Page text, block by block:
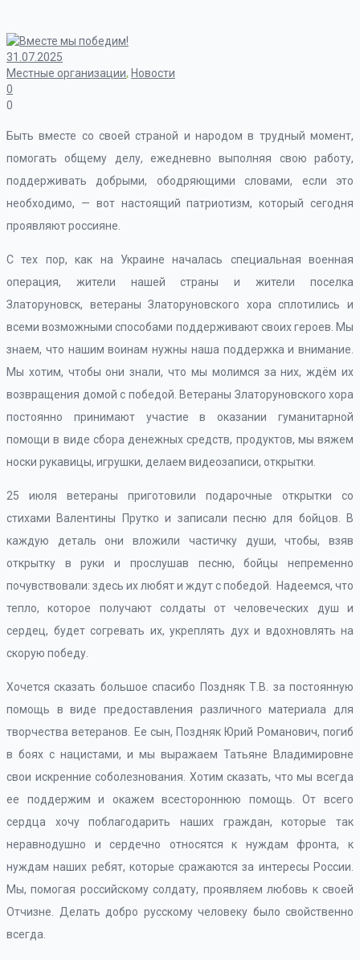
31.07.2025
Местные организации, Новости
0
0
Быть вместе со своей страной и народом в трудный момент,
помогать общему делу, ежедневно выполняя свою работу,
поддерживать добрыми, ободряющими словами, если это
необходимо, — вот настоящий патриотизм, который сегодня
проявляют россияне.
С тех пор, как на Украине началась специальная военная
операция, жители нашей страны и жители поселка
Златоруновск, ветераны Златоруновского хора сплотились и
всеми возможными способами поддерживают своих героев. Мы
знаем, что нашим воинам нужны наша поддержка и внимание.
Мы хотим, чтобы они знали, что мы молимся за них, ждём их
возвращения домой с победой. Ветераны Златоруновского хора
постоянно принимают участие в оказании гуманитарной
помощи в виде сбора денежных средств, продуктов, мы вяжем
носки рукавицы, игрушки, делаем видеозаписи, открытки.
25 июля ветераны приготовили подарочные открытки со
стихами Валентины Прутко и записали песню для бойцов. В
каждую деталь они вложили частичку души, чтобы, взяв
открытку в руки и прослушав песню, бойцы непременно
почувствовали: здесь их любят и ждут с победой. Надеемся, что
тепло, которое получают солдаты от человеческих душ и
сердец, будет согревать их, укреплять дух и вдохновлять на
скорую победу.
Хочется сказать большое спасибо Поздняк Т.В. за постоянную
помощь в виде предоставления различного материала для
творчества ветеранов. Ее сын, Поздняк Юрий Романович, погиб
в боях с нацистами, и мы выражаем Татьяне Владимировне
свои искренние соболезнования. Хотим сказать, что мы всегда
ее поддержим и окажем всестороннюю помощь. От всего
сердца хочу поблагодарить наших граждан, которые так
неравнодушно и сердечно относятся к нуждам фронта, к
нуждам наших ребят, которые сражаются за интересы России.
Мы, помогая российскому солдату, проявляем любовь к своей
Отчизне. Делать добро русскому человеку было свойственно
всегда.